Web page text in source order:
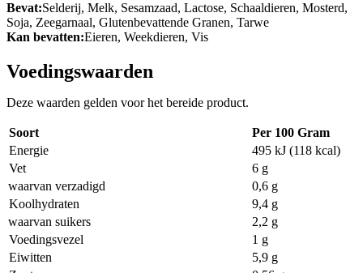
Bevat:Selderij, Melk, Sesamzaad, Lactose, Schaaldieren, Mosterd,
Soja, Zeegarnaal, Glutenbevattende Granen, Tarwe
Kan bevatten:Eieren, Weekdieren, Vis
Voedingswaarden
Deze waarden gelden voor het bereide product.
Soort
Per 100 Gram
Energie
495 kJ (118 kcal)
Vet
6 g
waarvan verzadigd
0,6 g
Koolhydraten
9,4 g
waarvan suikers
2,2 g
Voedingsvezel
1 g
Eiwitten
5,9 g